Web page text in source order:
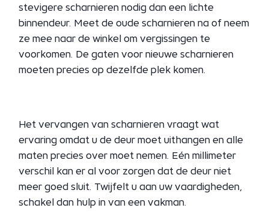
stevigere scharnieren nodig dan een lichte
binnendeur. Meet de oude scharnieren na of neem
ze mee naar de winkel om vergissingen te
voorkomen. De gaten voor nieuwe scharnieren
moeten precies op dezelfde plek komen.
Het vervangen van scharnieren vraagt wat
ervaring omdat u de deur moet uithangen en alle
maten precies over moet nemen. Eén millimeter
verschil kan er al voor zorgen dat de deur niet
meer goed sluit. Twijfelt u aan uw vaardigheden,
schakel dan hulp in van een vakman.